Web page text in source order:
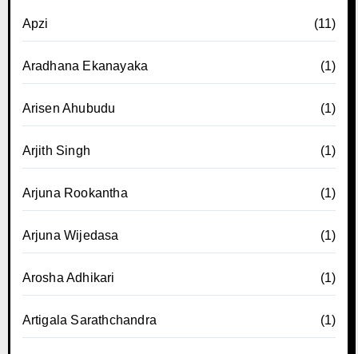
Apzi (11)
Aradhana Ekanayaka (1)
Arisen Ahubudu (1)
Arjith Singh (1)
Arjuna Rookantha (1)
Arjuna Wijedasa (1)
Arosha Adhikari (1)
Artigala Sarathchandra (1)